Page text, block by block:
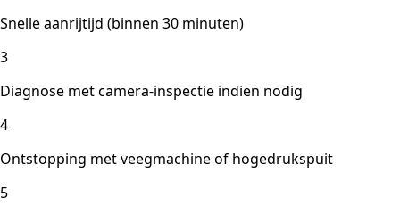
Snelle aanrijtijd (binnen 30 minuten)
3
Diagnose met camera-inspectie indien nodig
4
Ontstopping met veegmachine of hogedrukspuit
5